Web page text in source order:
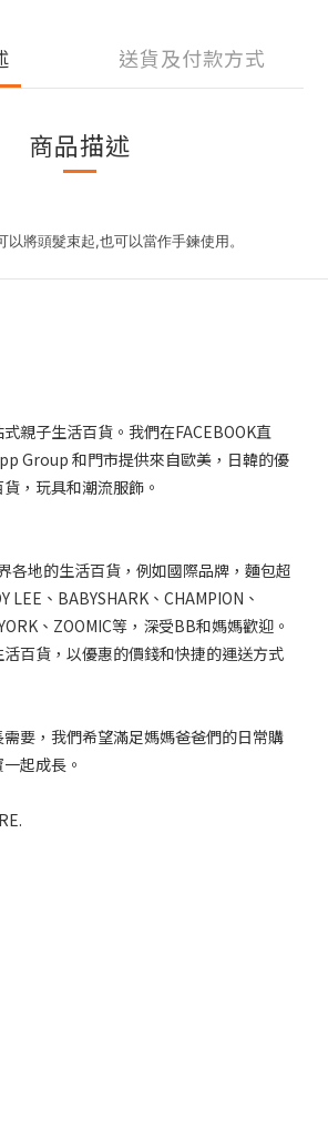
送貨及付款方式
商品描述
將頭髮束起,也可以當作手鍊使用。
親子生活百貨。我們在FACEBOOK直
Group 和門市提供來自歐美，日韓的優
，玩具和潮流服飾。
各地的生活百貨，例如國際品牌，麵包超
LEE、BABYSHARK、CHAMPION、
、ZOOMIC等，深受BB和媽媽歡迎。
百貨，以優惠的價錢和快捷的運送方式
要，我們希望滿足媽媽爸爸們的日常購
起成長。